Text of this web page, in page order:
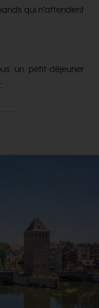
qui n’attendent
un petit-déjeuner